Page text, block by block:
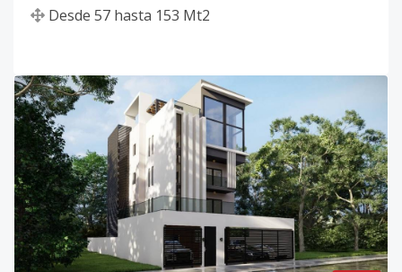
Desde 57 hasta 153 Mt2